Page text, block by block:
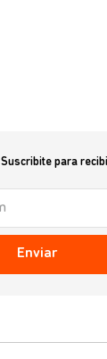
Suscribite para
Enviar